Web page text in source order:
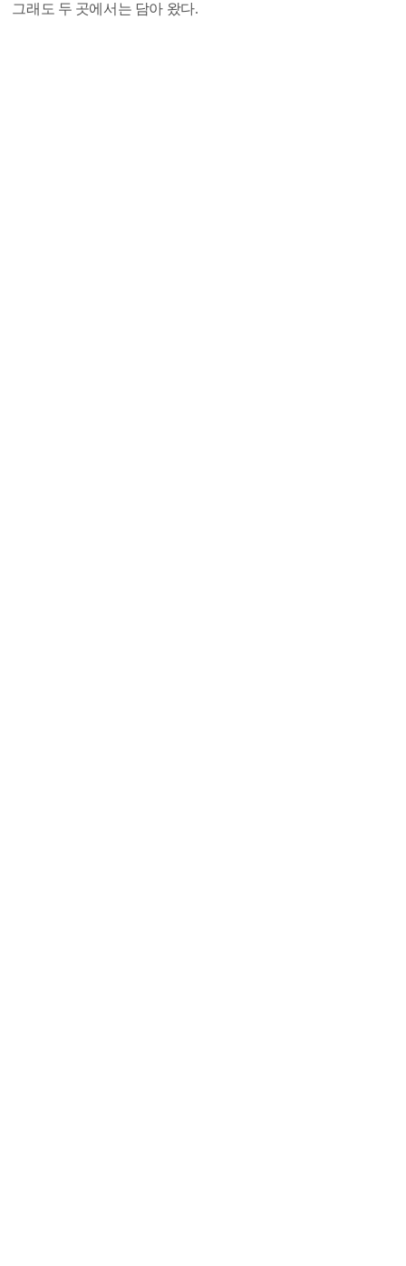
그래도 두 곳에서는 담아 왔다.